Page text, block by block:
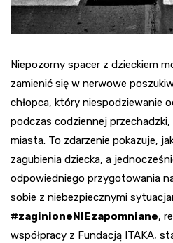
Niepozorny spacer z dzieckiem
zamienić się w nerwowe
chłopca, który niespodziewanie
podczas codziennej
miasta. To zdarzenie pokazuje,
zagubienia dziecka, a
odpowiedniego przygotowania
sobie z niebezpiecznymi
#zaginioneNIEzapomniane,
współpracy z Fundacją ITAKA,